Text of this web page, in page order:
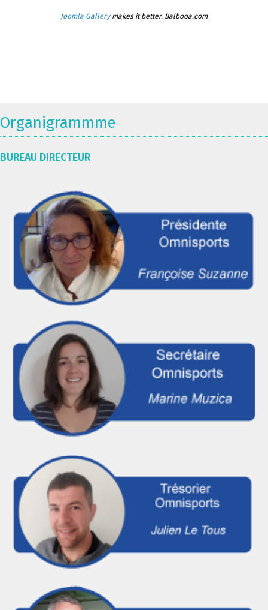
Joomla Gallerymakes it better. Balbooa.com
Organigrammme
BUREAU DIRECTEUR